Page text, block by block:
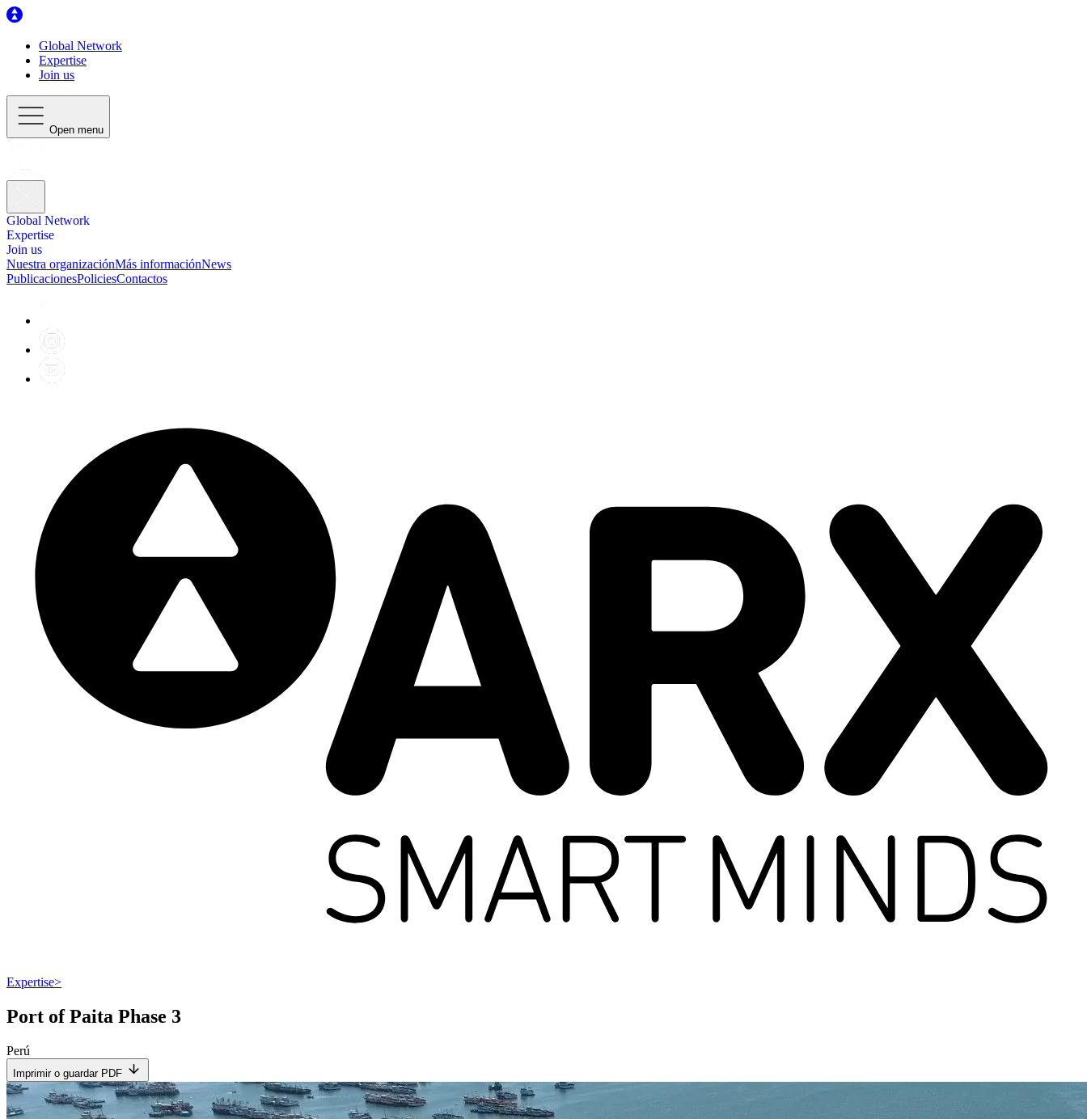
Global Network
Expertise
Join us
Open menu
Global Network
Expertise
Join us
Nuestra organizaciónMás informaciónNews
PublicacionesPoliciesContactos
Expertise>
Port of Paita Phase 3
Perú
Imprimir o guardar PDF